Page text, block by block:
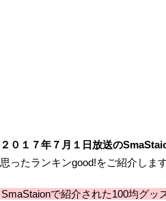
２０１７年７月１日放送の
思ったランキンgood!をご紹介します
SmaStaionで紹介された100均グッ